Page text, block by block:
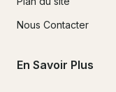
Nous Contacter
En Savoir Plus